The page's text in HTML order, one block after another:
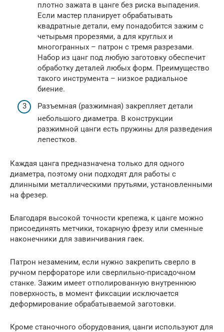
плотно зажата в цанге без риска выпадения.
Если мастер планирует обрабатывать
квадратные детали, ему понадобится зажим с
четырьмя прорезями, а для круглых и
многогранных – патрон с тремя разрезами.
Набор из цанг под любую заготовку обеспечит
обработку деталей любых форм. Преимущество
такого инструмента – низкое радиальное
биение.
Разъемная (разжимная) закрепляет детали
небольшого диаметра. В конструкции
разжимной цанги есть пружины для разведения
лепестков.
Каждая цанга предназначена только для одного
диаметра, поэтому они подходят для работы с
длинными металлическими прутьями, установленными
на фрезер.
Благодаря высокой точности крепежа, к цанге можно
присоединять метчики, токарную фрезу или сменные
наконечники для завинчивания гаек.
Патрон незаменим, если нужно закрепить сверло в
ручном перфораторе или сверлильно-присадочном
станке. Зажим имеет отполированную внутреннюю
поверхность, в момент фиксации исключается
деформирование обрабатываемой заготовки.
Кроме станочного оборудования, цанги используют для